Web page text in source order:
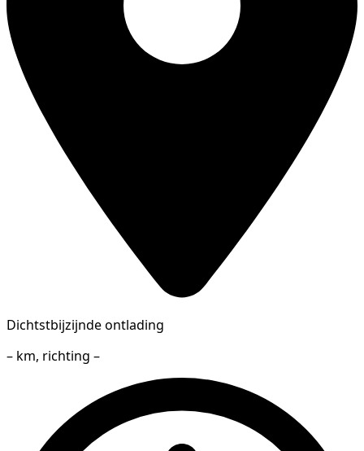
Dichtstbijzijnde ontlading
– km, richting –